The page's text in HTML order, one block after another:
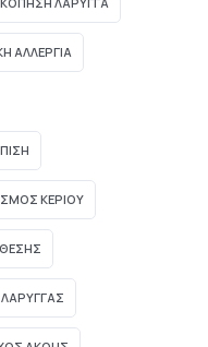
ΑΛΛΕΡΓΙΑ
ΚΕΡΙΟΥ
ΛΑΡΥΓΓΑΣ